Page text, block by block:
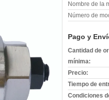
Nombre de la
Número de
Pago y
Cantidad de
mínima:
Precio:
Tiempo de
Condiciones